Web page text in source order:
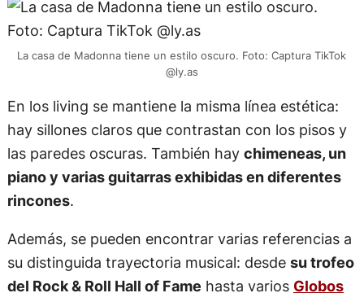
La casa de Madonna tiene un estilo oscuro. Foto: Captura TikTok
@ly.as
En los living se mantiene la misma línea estética:
hay sillones claros que contrastan con los pisos y
las paredes oscuras. También hay chimeneas, un
piano y varias guitarras exhibidas en diferentes
rincones.
Además, se pueden encontrar varias referencias a
su distinguida trayectoria musical: desde su trofeo
del Rock & Roll Hall of Fame hasta varios Globos